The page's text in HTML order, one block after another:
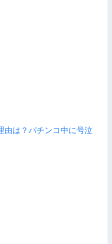
由は？パチンコ中に号泣